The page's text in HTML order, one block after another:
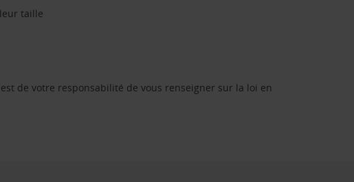
taille
de votre responsabilité de vous renseigner sur la loi en